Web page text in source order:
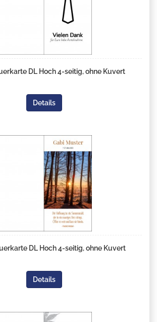
DL Hoch 4-seitig, ohne Kuvert
Details
DL Hoch 4-seitig, ohne Kuvert
Details